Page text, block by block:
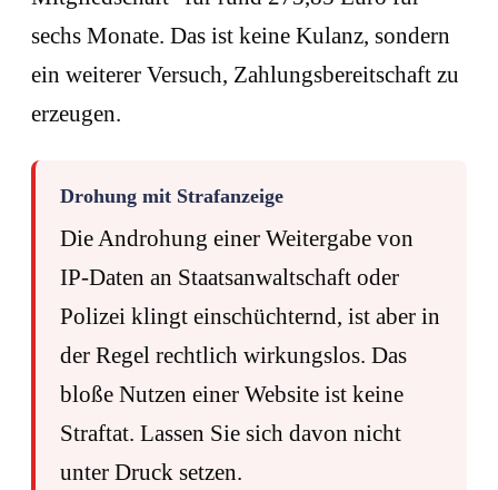
sechs Monate. Das ist keine Kulanz, sondern
ein weiterer Versuch, Zahlungsbereitschaft zu
erzeugen.
Drohung mit Strafanzeige
Die Androhung einer Weitergabe von
IP-Daten an Staatsanwaltschaft oder
Polizei klingt einschüchternd, ist aber in
der Regel rechtlich wirkungslos. Das
bloße Nutzen einer Website ist keine
Straftat. Lassen Sie sich davon nicht
unter Druck setzen.